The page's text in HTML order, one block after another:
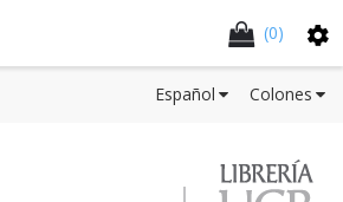
(0)
Colones
Español